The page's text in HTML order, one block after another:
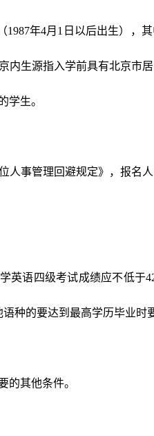
1987年4月 1 日以后出生），
内生源指入学前具有北京市
学生。
事管理回避规定》，报名人
语四级考试成绩应不低于
语种的要达到最高学历毕业时
其他条件。